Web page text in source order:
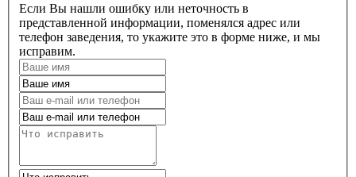
Если Вы нашли ошибку или неточность в
представленной информации, поменялся адрес или
телефон заведения, то укажите это в форме ниже, и мы
исправим.